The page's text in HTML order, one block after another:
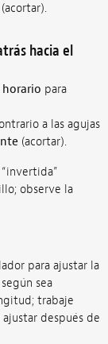
hacia el
para
a las agujas
(acortar).
observe la
para ajustar la
sea
trabaje
después de